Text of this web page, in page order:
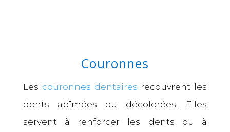
Couronnes
Les couronnes dentaires recouvrent les
dents abîmées ou décolorées. Elles
servent à renforcer les dents ou à